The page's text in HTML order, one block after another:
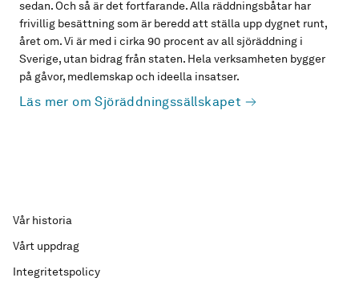
sedan. Och så är det fortfarande. Alla räddningsbåtar har
frivillig besättning som är beredd att ställa upp dygnet runt,
året om. Vi är med i cirka 90 procent av all sjöräddning i
Sverige, utan bidrag från staten. Hela verksamheten bygger
på gåvor, medlemskap och ideella insatser.
Läs mer om Sjöräddningssällskapet
Vår historia
Vårt uppdrag
Integritetspolicy